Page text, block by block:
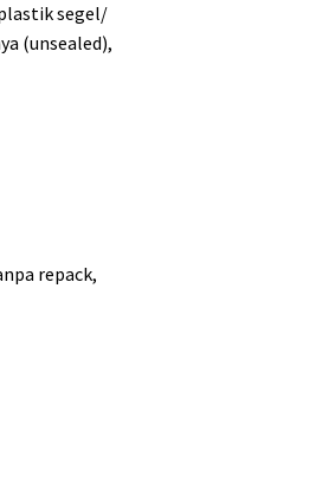
segel/
(unsealed),
repack,